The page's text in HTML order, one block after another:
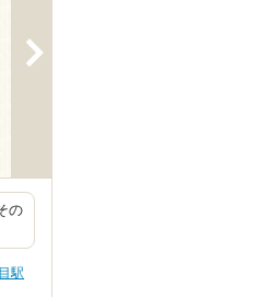
の
駅